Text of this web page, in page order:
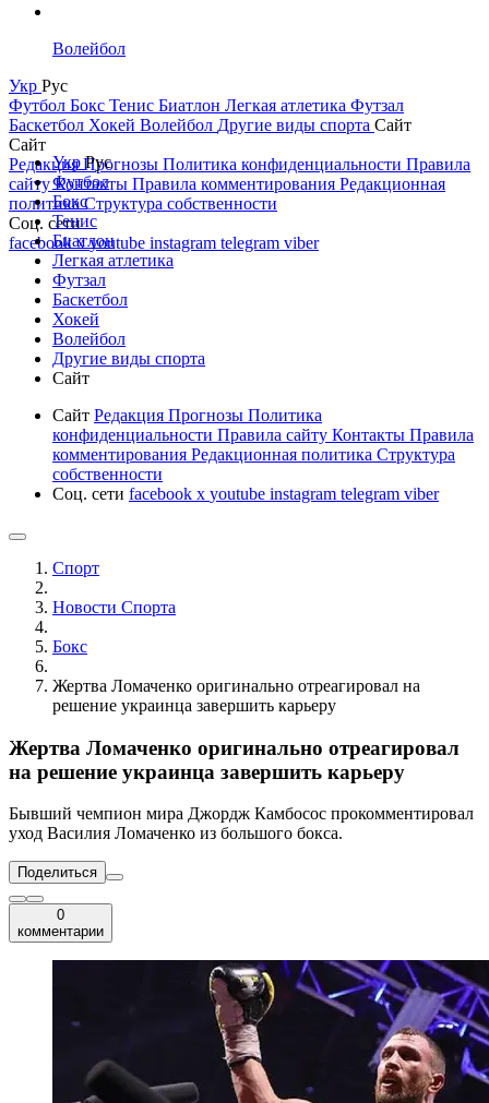
Волейбол
Укр Рус
Футбол Бокс Тенис Биатлон Легкая атлетика Футзал
Баскетбол Хокей Волейбол Другие виды спорта Сайт
Сайт
РедакцияПрогнозы Политика конфиденциальности Правила
сайтуКонтакты Правила комментирования Редакционная
политикаСтруктура собственности
Соц. сети
facebookxyoutube instagram telegram viber
УкрРус
Футбол
Бокс
Тенис
Биатлон
Легкая атлетика
Футзал
Баскетбол
Хокей
Волейбол
Другие виды спорта
Сайт
Сайт Редакция Прогнозы Политика
конфиденциальности Правила сайту Контакты Правила
комментирования Редакционная политика Структура
собственности
Соц. сети facebook x youtube instagram telegram viber
Спорт
Новости Cпорта
Бокс
Жертва Ломаченко оригинально отреагировал на
решение украинца завершить карьеру
Жертва Ломаченко оригинально отреагировал
на решение украинца завершить карьеру
Бывший чемпион мира Джордж Камбосос прокомментировал
уход Василия Ломаченко из большого бокса.
Поделиться
0
комментарии